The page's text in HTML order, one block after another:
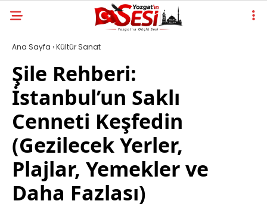
Ana Sayfa ›Kültür Sanat
Şile Rehberi:
İstanbul’un Saklı
Cenneti Keşfedin
(Gezilecek Yerler,
Plajlar, Yemekler ve
Daha Fazlası)